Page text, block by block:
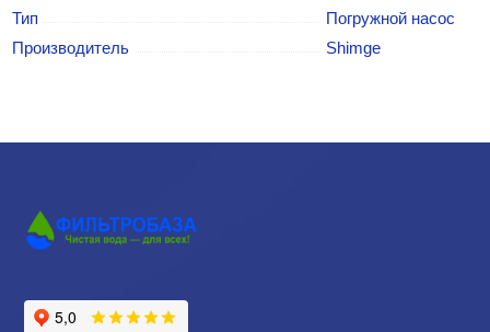
Тип
Погружной насос
Производитель
Shimge